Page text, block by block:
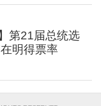
第21届总统选
明得票率